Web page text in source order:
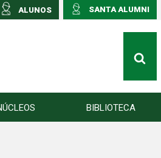
SANTA ALUMNI
ALUNOS
BIBLIOTECA